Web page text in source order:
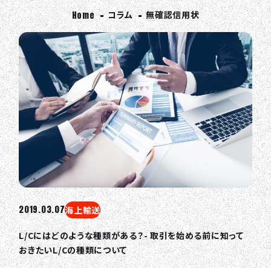
Home コラム 無確認信用状
2019.03.07海上輸送
L/Cにはどのような種類がある？- 取引を始める前に知って
おきたいL/Cの種類について